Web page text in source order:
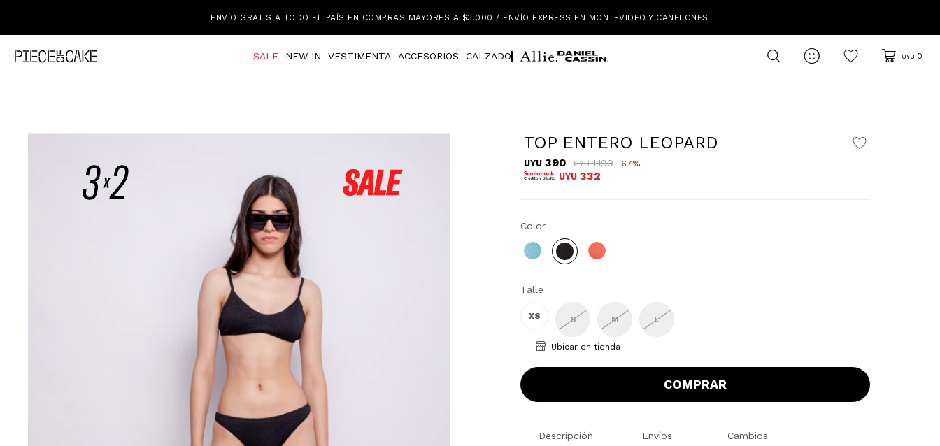
ENVÍO GRATIS A TODO EL PAÍS EN COMPRAS MAYORES A $3.000 / ENVÍO EXPRESS EN MONTEVIDEO Y CANELONES
SALE NEW IN VESTIMENTA ACCESORIOS CALZADO  UYU 0
TOP ENTERO LEOPARD
UYU 390 UYU 1.190 67
UYU 332
Color
Talle
XS S M L
Ubicar en tienda
COMPRAR
Descripción Envíos Cambios